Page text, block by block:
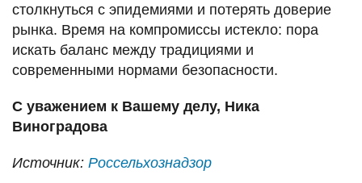
столкнуться с эпидемиями и потерять доверие
рынка. Время на компромиссы истекло: пора
искать баланс между традициями и
современными нормами безопасности.
С уважением к Вашему делу, Ника
Виноградова
Источник: Россельхознадзор